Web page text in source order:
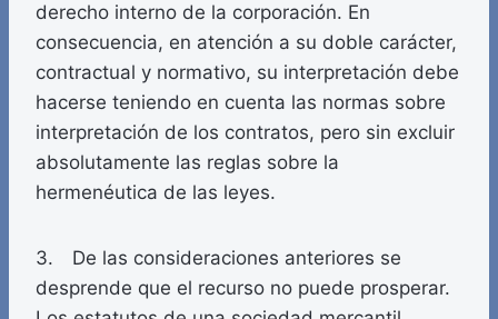
derecho interno de la corporación. En
consecuencia, en atención a su doble carácter,
contractual y normativo, su interpretación debe
hacerse teniendo en cuenta las normas sobre
interpretación de los contratos, pero sin excluir
absolutamente las reglas sobre la
hermenéutica de las leyes.
3. De las consideraciones anteriores se
desprende que el recurso no puede prosperar.